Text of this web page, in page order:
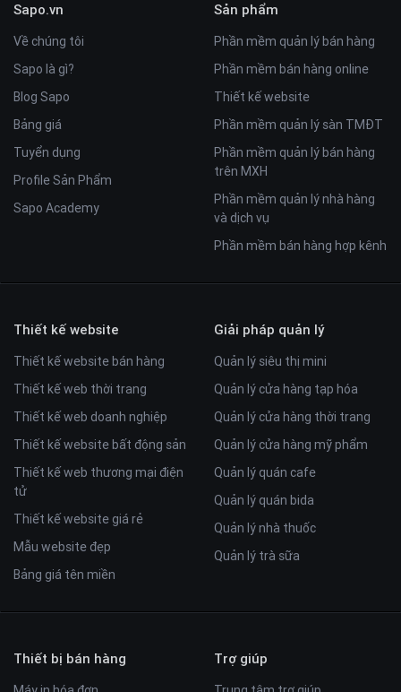
Sapo.vn
Về chúng tôi
Sapo là gì?
Blog Sapo
Bảng giá
Tuyển dụng
Profile Sản Phẩm
Sapo Academy
Sản phẩm
Phần mềm quản lý bán hàng
Phần mềm bán hàng online
Thiết kế website
Phần mềm quản lý sàn TMĐT
Phần mềm quản lý bán hàng
trên MXH
Phần mềm quản lý nhà hàng
và dịch vụ
Phần mềm bán hàng hợp kênh
Thiết kế website
Thiết kế website bán hàng
Thiết kế web thời trang
Thiết kế web doanh nghiệp
Thiết kế website bất động sản
Thiết kế web thương mại điện
tử
Thiết kế website giá rẻ
Mẫu website đẹp
Bảng giá tên miền
Giải pháp quản lý
Quản lý siêu thị mini
Quản lý cửa hàng tạp hóa
Quản lý cửa hàng thời trang
Quản lý cửa hàng mỹ phẩm
Quản lý quán cafe
Quản lý quán bida
Quản lý nhà thuốc
Quản lý trà sữa
Thiết bị bán hàng Trợ giúp